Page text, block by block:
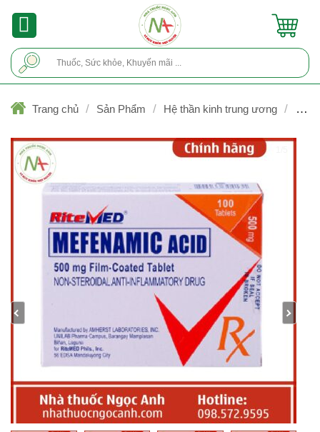
Trang chủ / Sản Phẩm / Hệ thần kinh trung ương /